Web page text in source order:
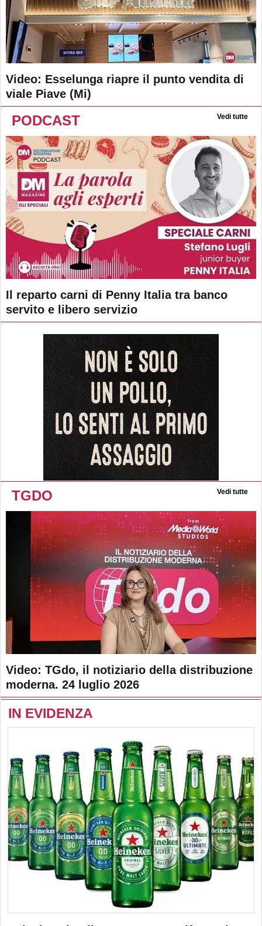
Video: Esselunga riapre il punto vendita di
viale Piave (Mi)
PODCAST Vedi tutte
Il reparto carni di Penny Italia tra banco
servito e libero servizio
TGDO Vedi tutte
Video: TGdo, il notiziario della distribuzione
moderna. 24 luglio 2026
IN EVIDENZA